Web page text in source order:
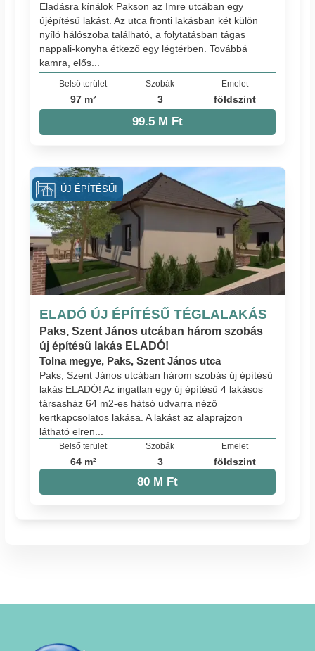
Eladásra kínálok Pakson az Imre utcában egy
újépítésű lakást. Az utca fronti lakásban két külön
nyíló hálószoba található, a folytatásban tágas
nappali-konyha étkező egy légtérben. Továbbá
kamra, elős...
Belső terület
97 m²
Szobák
3
Emelet
földszint
99.5 M Ft
ELADÓ ÚJ ÉPÍTÉSŰ TÉGLALAKÁS
Paks, Szent János utcában három szobás
új építésű lakás ELADÓ!
Tolna megye, Paks, Szent János utca
Paks, Szent János utcában három szobás új építésű
lakás ELADÓ! Az ingatlan egy új építésű 4 lakásos
társasház 64 m2-es hátsó udvarra néző
kertkapcsolatos lakása. A lakást az alaprajzon
látható elren...
Belső terület
64 m²
Szobák
3
Emelet
földszint
80 M Ft
ÚJ ÉPÍTÉSŰ!